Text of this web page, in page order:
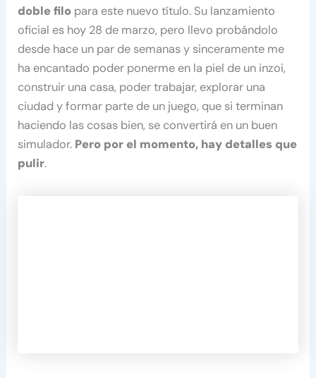
doble filo para este nuevo título. Su lanzamiento
oficial es hoy 28 de marzo, pero llevo probándolo
desde hace un par de semanas y sinceramente me
ha encantado poder ponerme en la piel de un inzoi,
construir una casa, poder trabajar, explorar una
ciudad y formar parte de un juego, que si terminan
haciendo las cosas bien, se convertirá en un buen
simulador. Pero por el momento, hay detalles que
pulir.